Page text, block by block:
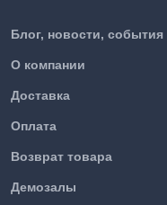
Блог, новости, события
О компании
Доставка
Оплата
Возврат товара
Демозалы